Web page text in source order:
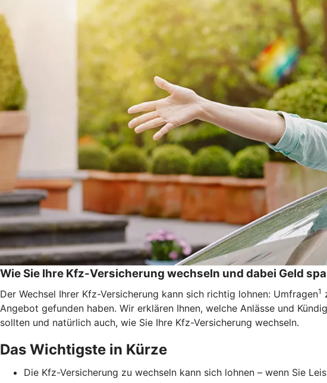
Wie Sie Ihre Kfz-Versicherung wechseln und dabei Geld
Der Wechsel Ihrer Kfz-Versicherung kann sich richtig lohnen: Umfragen1
Angebot gefunden haben. Wir erklären Ihnen, welche Anlässe und
sollten und natürlich auch, wie Sie Ihre Kfz-Versicherung wechseln.
Das Wichtigste in Kürze
Die Kfz-Versicherung zu wechseln kann sich lohnen – wenn Sie